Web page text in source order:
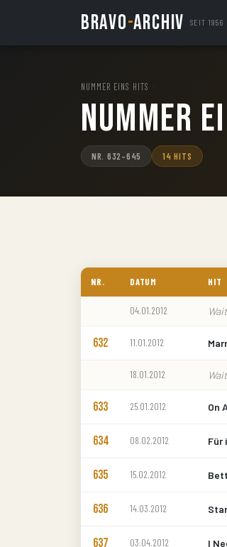
BRAVO-ARCHIV SEIT 1956
NUMMER EINS HITS
Nummer
NR. 632–645 14 HITS
NR. DATUM HIT
04.01.2012
632 11.01.2012
18.01.2012
633 25.01.2012 On
634 08.02.2012 Für
635 15.02.2012
636 14.03.2012
637 03.04.2012 I